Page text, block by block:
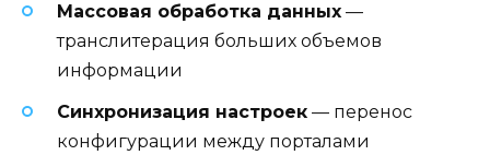
Массовая обработка данных —
транслитерация больших объемов
информации
Синхронизация настроек — перенос
конфигурации между порталами